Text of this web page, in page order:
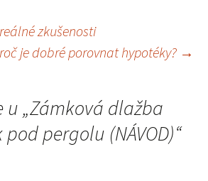
zkušenosti
je dobré porovnat hypotéky? →
„Zámková dlažba
pergolu (NÁVOD)“